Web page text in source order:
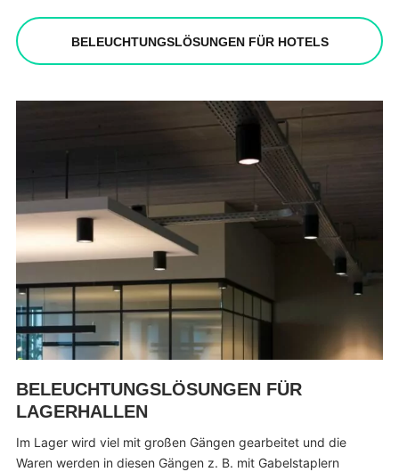
BELEUCHTUNGSLÖSUNGEN FÜR HOTELS
BELEUCHTUNGSLÖSUNGEN FÜR
LAGERHALLEN
Im Lager wird viel mit großen Gängen gearbeitet und die
Waren werden in diesen Gängen z. B. mit Gabelstaplern